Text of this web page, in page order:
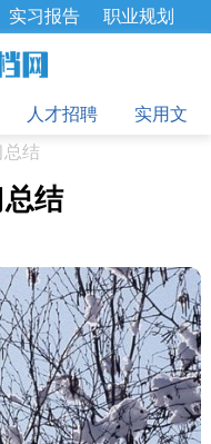
实习报告
职业规划
企业文化
人才招聘
实用文
总结
结